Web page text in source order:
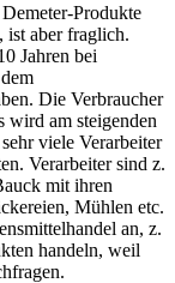
Produkte
ist aber fraglich.
Jahren bei
Die Verbraucher
wird am steigenden
viele Verarbeiter
Verarbeiter sind z.
mit ihren
Mühlen etc.
an, z.
handeln, weil